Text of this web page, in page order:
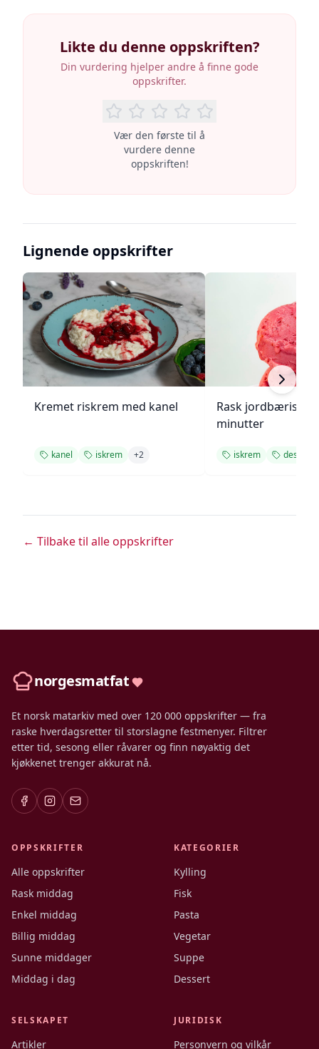
Likte du denne oppskriften?
Din vurdering hjelper andre å finne gode
oppskrifter.
Vær den første til å
vurdere denne
oppskriften!
Lignende oppskrifter
Kremet riskrem med kanel
kanel iskrem +2
Rask
minutter
iskrem dessert
← Tilbake til alle oppskrifter
norgesmatfat
Et norsk matarkiv med over 120 000 oppskrifter — fra
raske hverdagsretter til storslagne festmenyer. Filtrer
etter tid, sesong eller råvarer og finn nøyaktig det
kjøkkenet trenger akkurat nå.
OPPSKRIFTER
Alle oppskrifter
Rask middag
Enkel middag
Billig middag
Sunne middager
Middag i dag
KATEGORIER
Kylling
Fisk
Pasta
Vegetar
Suppe
Dessert
SELSKAPET
Artikler
JURIDISK
Personvern og vilkår